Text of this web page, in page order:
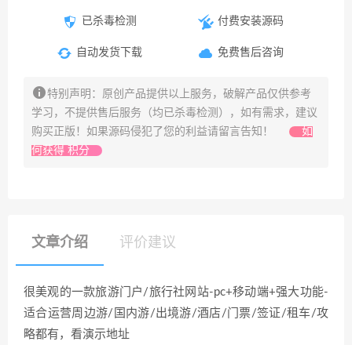
已杀毒检测
自动发货下载
付费安装源码
免费售后咨询
特别声明：原创产品提供以上服务，破解产品仅供参考
学习，不提供售后服务（均已杀毒检测），如有需求，建议
购买正版！如果源码侵犯了您的利益请留言告知！
如
何获得 积分
文章介绍 评价建议
很美观的一款旅游门户/旅行社网站-pc+移动端+强大功能-
适合运营周边游/国内游/出境游/酒店/门票/签证/租车/攻
略都有，看演示地址